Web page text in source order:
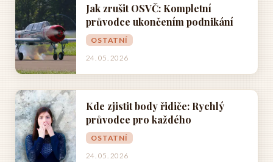
Jak zrušit OSVČ: Kompletní
průvodce ukončením podnikání
OSTATNÍ
24. 05. 2026
Kde zjistit body řidiče: Rychlý
průvodce pro každého
OSTATNÍ
24. 05. 2026